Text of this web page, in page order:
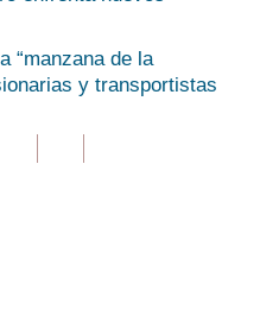
“manzana de la
y transportistas